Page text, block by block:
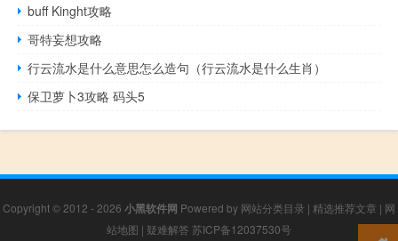
buff Kinght攻略
哥特妄想攻略
行云流水是什么意思怎么造句（行云流水是什么生肖）
保卫萝卜3攻略 码头5
Copyright © 2012 - 2026 小黑软件网 Powered by 网站分类目录 | 精选推荐文章 | 网
站地图 | 疑难解答 苏ICP备12037530号